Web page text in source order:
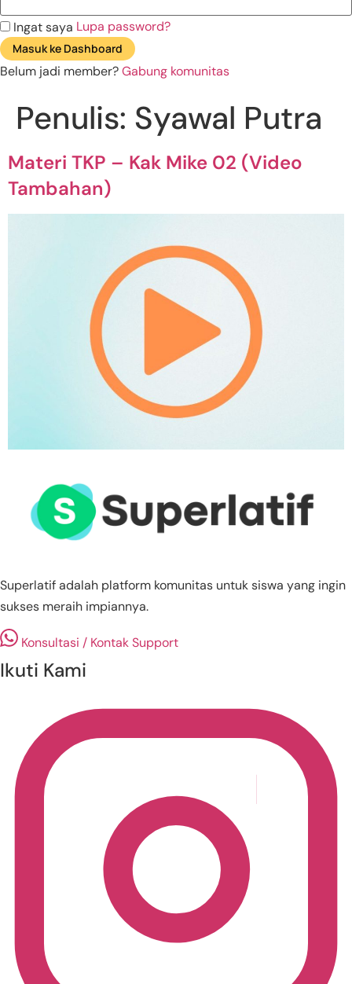
Ingat saya Lupa password?
Masuk ke Dashboard
Belum jadi member?Gabung komunitas
Penulis: Syawal Putra
Materi TKP – Kak Mike 02 (Video
Tambahan)
Superlatif adalah platform komunitas untuk siswa yang ingin
sukses meraih impiannya.
Konsultasi / Kontak Support
Ikuti Kami